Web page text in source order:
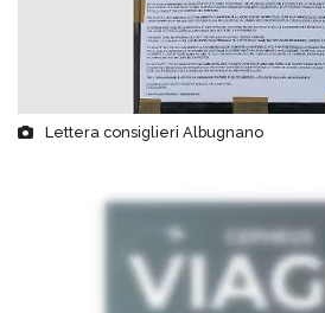
Lettera consiglieri Albugnano